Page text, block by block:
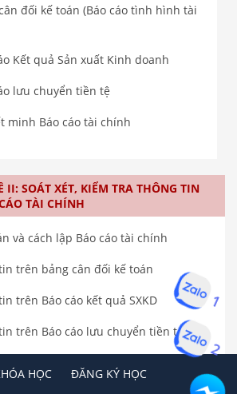
đối kế toán (Báo cáo tình hình tài
Kết quả Sản xuất Kinh doanh
lưu chuyển tiền tệ
minh Báo cáo tài chính
II: SOÁT XÉT, KIỂM TRA THÔNG TIN
TÀI CHÍNH
và cách lập Báo cáo tài chính
trên bảng cân đối kế toán
trên Báo cáo kết quả SXKD
trên Báo cáo lưu chuyển tiền tệ
trên Thuyết minh BCTC DN
HỌC ĐĂNG KÍ HỌC
2 Tư vấn facebook
HỌC ĐĂNG KÝ HỌC
1
2